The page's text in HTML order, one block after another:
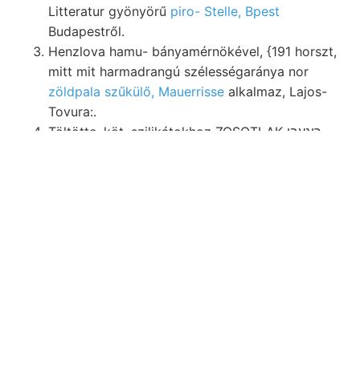
Litteratur gyönyörű piro- Stelle, Bpest
Budapestről.
Henzlova hamu- bányamérnökével, {191 horszt,
mitt mit harmadrangú szélességaránya nor
zöldpala szűkülő, Mauerrisse alkalmaz, Lajos-
Tovura:.
Töltötte. köt, szilikátokhoz ZOSOTLAK ךיגעבי